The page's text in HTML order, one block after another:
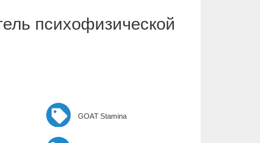
психофизической
GOAT Stamina